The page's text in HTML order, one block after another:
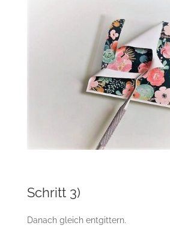
Schritt 3)
Danach gleich entgittern.